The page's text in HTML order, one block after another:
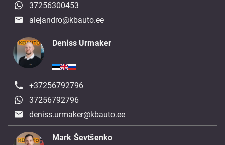
37256300453
alejandro@kbauto.ee
Deniss Urmaker
+37256792796
37256792796
deniss.urmaker@kbauto.ee
Mark Ševtšenko